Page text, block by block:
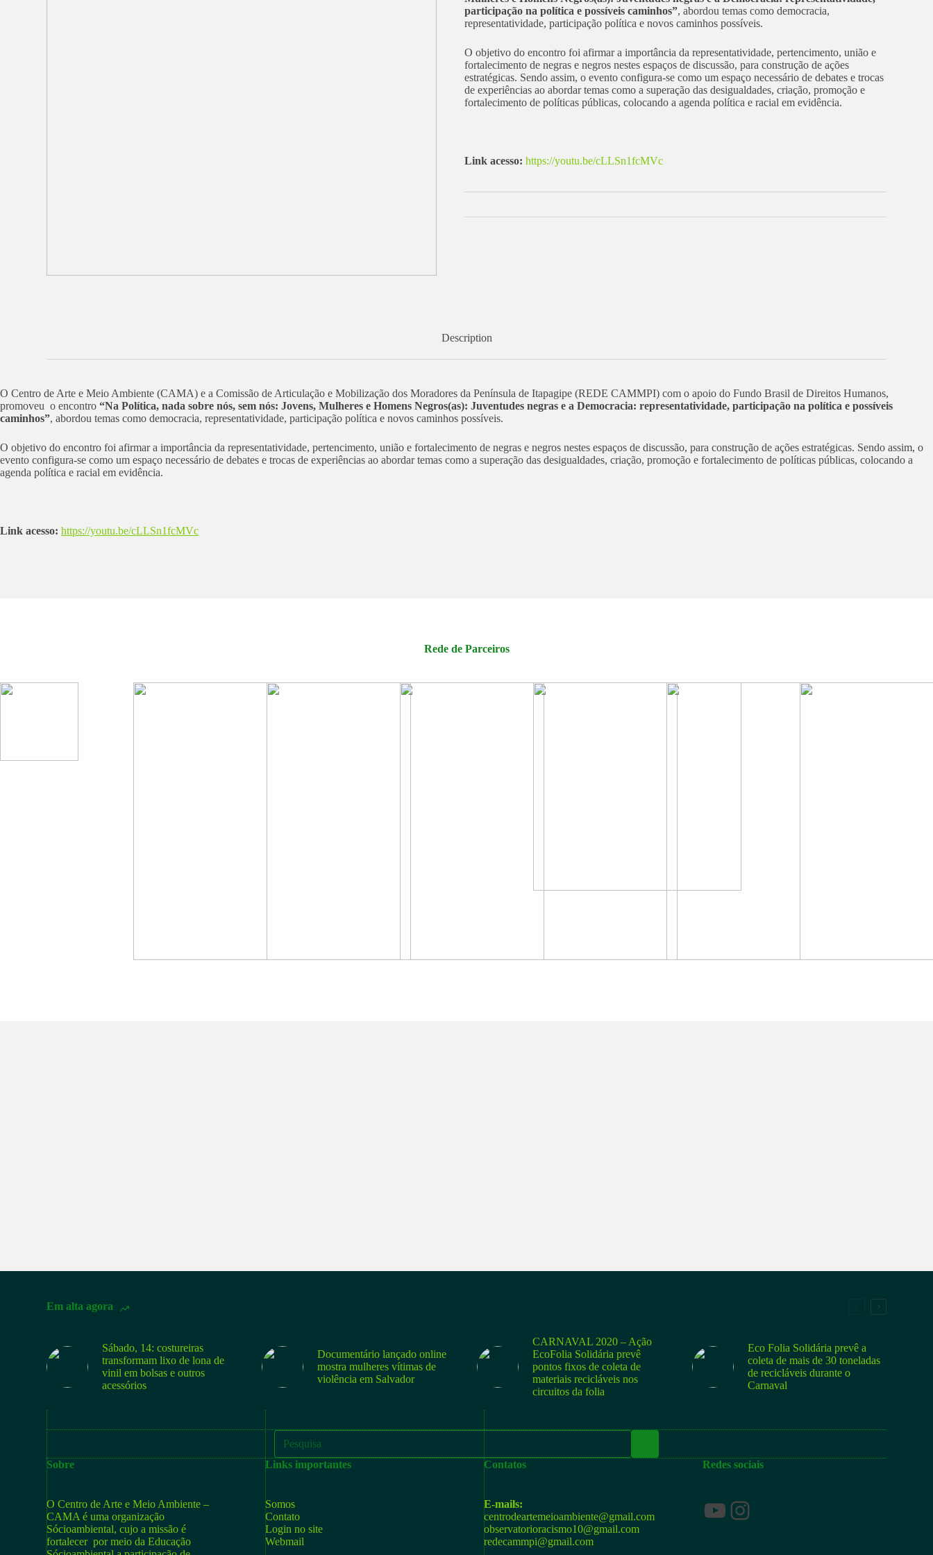
participação na política e possíveis caminhos”, abordou temas como democracia,
representatividade, participação política e novos caminhos possíveis.
O objetivo do encontro foi afirmar a importância da representatividade, pertencimento, união e
fortalecimento de negras e negros nestes espaços de discussão, para construção de ações
estratégicas. Sendo assim, o evento configura-se como um espaço necessário de debates e trocas
de experiências ao abordar temas como a superação das desigualdades, criação, promoção e
fortalecimento de políticas públicas, colocando a agenda política e racial em evidência.
Link acesso: https://youtu.be/cLLSn1fcMVc
Description
O Centro de Arte e Meio Ambiente (CAMA) e a Comissão de Articulação e Mobilização dos Moradores da Península de Itapagipe (REDE CAMMPI) com o apoio do Fundo Brasil de Direitos Humanos,
promoveu o encontro “Na Política, nada sobre nós, sem nós: Jovens, Mulheres e Homens Negros(as): Juventudes negras e a Democracia: representatividade, participação na política e possíveis
caminhos”, abordou temas como democracia, representatividade, participação política e novos caminhos possíveis.
O objetivo do encontro foi afirmar a importância da representatividade, pertencimento, união e fortalecimento de negras e negros nestes espaços de discussão, para construção de ações estratégicas. Sendo assim, o
evento configura-se como um espaço necessário de debates e trocas de experiências ao abordar temas como a superação das desigualdades, criação, promoção e fortalecimento de políticas públicas, colocando a
agenda política e racial em evidência.
Link acesso: https://youtu.be/cLLSn1fcMVc
Rede de Parceiros
Em alta agora
Sábado, 14: costureiras
transformam lixo de lona de
vinil em bolsas e outros
acessórios
Documentário lançado online
mostra mulheres vítimas de
violência em Salvador
CARNAVAL 2020 – Ação
EcoFolia Solidária prevê
pontos fixos de coleta de
materiais recicláveis nos
circuitos da folia
Eco Folia Solidária prevê a
coleta de mais de 30 toneladas
de recicláveis durante o
Carnaval
Sobre
O Centro de Arte e Meio Ambiente –
CAMA é uma organização
Sócioambiental, cujo a missão é
fortalecer por meio da Educação
Links importantes
Somos
Contato
Login no site
Webmail
Contatos
E-mails:
centrodeartemeioambiente@gmail.com
observatorioracismo10@gmail.com
redecammpi@gmail.com
Redes sociais
Youtube
Instagram